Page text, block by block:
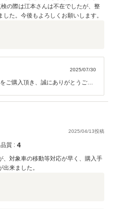
の際は江本さんは不在でしたが、整
た。今後もよろしくお願いします。
2025/07/30
ご購入頂き、誠にありがとうござ
きず申し訳ございませんでした。
なことでも構いませんので是非お
いです。 今後ともよろしくお願い
2025/04/13投稿
品質 : 4
、対象車の移動等対応が早く、購入手
来ました。